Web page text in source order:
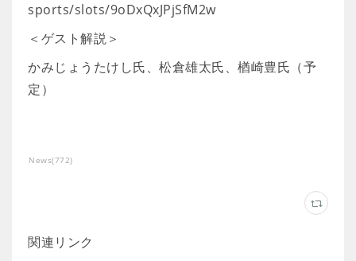
sports/slots/9oDxQxJPjSfM2w
＜ゲスト解説＞
かみじょうたけし氏、松倉雄太氏、楢崎豊氏（予
定）
News(772)
関連リンク